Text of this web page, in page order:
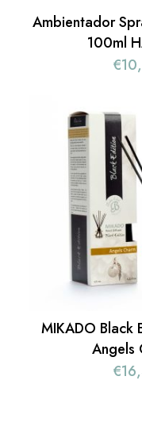
Ambientador
100ml
€
MIKADO Black
Angels
€